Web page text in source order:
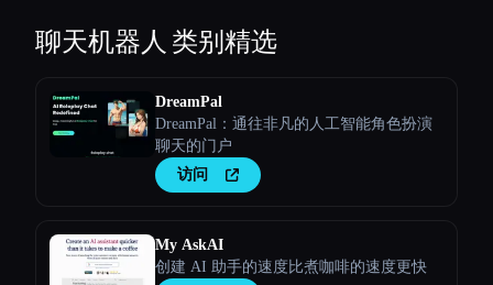
聊天机器人 类别精选
DreamPal
DreamPal：通往非凡的人工智能角色扮演
聊天的门户
访问
My AskAI
创建 AI 助手的速度比煮咖啡的速度更快